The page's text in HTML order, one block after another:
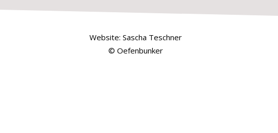
Website: Sascha Teschner
© Oefenbunker